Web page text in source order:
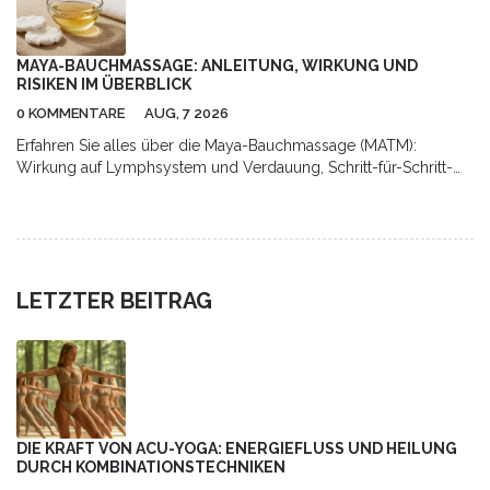
MAYA-BAUCHMASSAGE: ANLEITUNG, WIRKUNG UND
RISIKEN IM ÜBERBLICK
0 KOMMENTARE AUG, 7 2026
Erfahren Sie alles über die Maya-Bauchmassage (MATM):
Wirkung auf Lymphsystem und Verdauung, Schritt-für-Schritt-
LETZTER BEITRAG
DIE KRAFT VON ACU-YOGA: ENERGIEFLUSS UND HEILUNG
DURCH KOMBINATIONSTECHNIKEN